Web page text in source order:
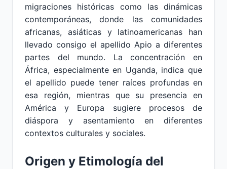
migraciones históricas como las dinámicas
contemporáneas, donde las comunidades
africanas, asiáticas y latinoamericanas han
llevado consigo el apellido Apio a diferentes
partes del mundo. La concentración en
África, especialmente en Uganda, indica que
el apellido puede tener raíces profundas en
esa región, mientras que su presencia en
América y Europa sugiere procesos de
diáspora y asentamiento en diferentes
contextos culturales y sociales.
Origen y Etimología del